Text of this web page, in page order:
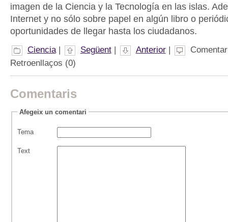
imagen de la Ciencia y la Tecnología en las islas.
Internet y no sólo sobre papel en algún libro o
oportunidades de llegar hasta los ciudadanos.
Ciencia| Següent| Anterior|
Retroenllaços (0)
Comentaris
Afegeix un comentari
Tema
Text